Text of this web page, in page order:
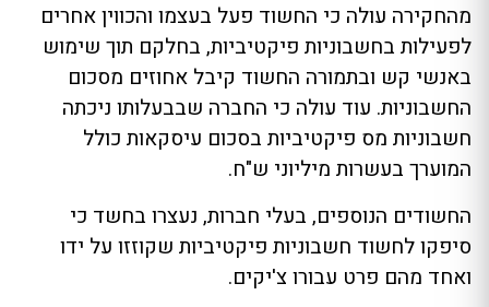
מהחקירה עולה כי החשוד פעל בעצמו והכווין אחרים
לפעילות בחשבוניות פיקטיביות, בחלקם תוך שימוש
באנשי קש ובתמורה החשוד קיבל אחוזים מסכום
החשבוניות. עוד עולה כי החברה שבבעלותו ניכתה
חשבוניות מס פיקטיביות בסכום עיסקאות כולל
המוערך בעשרות מיליוני ש"ח.
החשודים הנוספים, בעלי חברות, נעצרו בחשד כי
סיפקו לחשוד חשבוניות פיקטיביות שקוזזו על ידו
ואחד מהם פרט עבורו צ'יקים.